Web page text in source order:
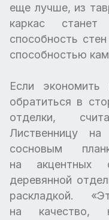
еще лучше, из
каркас
способность
способностью
Если
обратиться в
отделки,
Лиственницу
сосновым
на акцентных
деревянной
раскладкой.
на качество,